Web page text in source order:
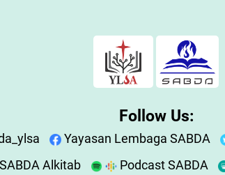
Follow Us:
Yayasan Lembaga SABDA
Alkitab
Podcast SABDA